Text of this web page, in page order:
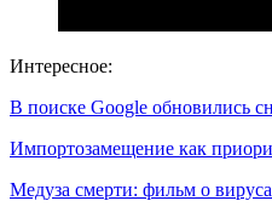
Интересное:
В поиске Google обновились
Импортозамещение как
Медуза смерти: фильм о